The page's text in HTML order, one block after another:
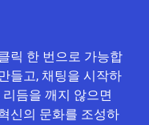
릭 한 번으로 가능합
들고, 채팅을 시작하
듬을 깨지 않으면
신의 문화를 조성하